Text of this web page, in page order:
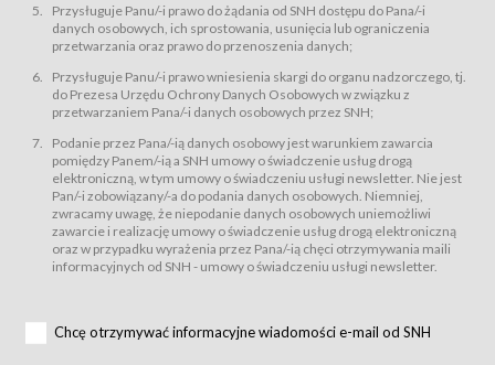
usługę zawierania na odległość umów nabycia Karnetów i Biletów,
usługę zawierania na odległość umów sprzedaży w Sklepie.
dnia 18 lipca 2002 r. o świadczeniu usług drogą elektroniczną (Dz.U. z 2002
r., Nr 144, poz. 1204, z późń. zm.). Usługi świadczone są nieodpłatnie.
Na zasadach określonych w Regulaminie dostęp do Serwisu jest otwarty dla
Usługobiorca przed rozpoczęciem korzystania z Serwisu jest zobowiązany
zapoznać się z Regulaminem. Założenie konta w Serwisie oraz zamówienie
usługi newsletter za pośrednictwem przeznaczonego do tego formularza
zamieszczonego na stronach Serwisu dostępnych dla wszystkich
Usługobiorców wymaga akceptacji postanowień Regulaminu.
Usługobiorca zobowiązany jest do przestrzegania postanowień Regulaminu
od chwili rozpoczęcia korzystania z Serwisu.
Regulamin jest udostępniony Usługobiorcom nieodpłatnie za
Warunki techniczne korzystania z Usług
Przysługuje Panu/-i prawo do żądania od SNH dostępu do Pana/-i
danych osobowych, ich sprostowania, usunięcia lub ograniczenia
przetwarzania oraz prawo do przenoszenia danych;
Przysługuje Panu/-i prawo wniesienia skargi do organu nadzorczego, tj.
do Prezesa Urzędu Ochrony Danych Osobowych w związku z
przetwarzaniem Pana/-i danych osobowych przez SNH;
Podanie przez Pana/-ią danych osobowy jest warunkiem zawarcia
pomiędzy Panem/-ią a SNH umowy o świadczenie usług drogą
elektroniczną, w tym umowy o świadczeniu usługi newsletter. Nie jest
Pan/-i zobowiązany/-a do podania danych osobowych. Niemniej,
zwracamy uwagę, że niepodanie danych osobowych uniemożliwi
zawarcie i realizację umowy o świadczenie usług drogą elektroniczną
oraz w przypadku wyrażenia przez Pana/-ią chęci otrzymywania maili
informacyjnych od SNH - umowy o świadczeniu usługi newsletter.
Chcę otrzymywać informacyjne wiadomości e-mail od SNH